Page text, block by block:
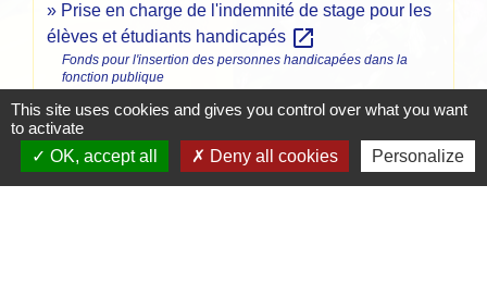
Prise en charge de l'indemnité de stage pour les
élèves et étudiants handicapés open_in_new
Fonds pour l'insertion des personnes handicapées dans la
fonction publique
Signaler une erreur sur cette page
This site uses cookies and gives you control over what you want
to activate
OK, accept all
Deny all cookies Personalize